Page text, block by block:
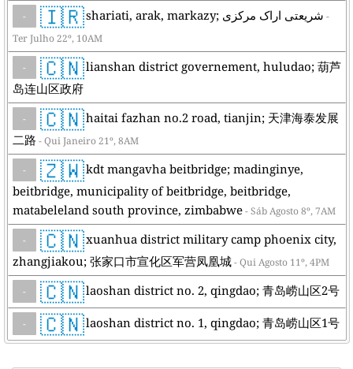
- 🇮🇷 shariati, arak, markazy; شریعتی اراک مركزی -
Ter Julho 22º, 10AM
- 🇨🇳lianshan district governement, huludao; 葫芦
岛连山区政府
- 🇨🇳haitai fazhan no.2 road, tianjin; 天津海泰发展
二路 - Qui Janeiro 21º, 8AM
- 🇿🇼kdt mangavha beitbridge; madinginye,
beitbridge, municipality of beitbridge, beitbridge,
matabeleland south province, zimbabwe- Sáb Agosto 8º, 7AM
- 🇨🇳xuanhua district military camp phoenix city,
zhangjiakou; 张家口市宣化区军营凤凰城- Qui Agosto 11º, 4PM
- 🇨🇳laoshan district no. 2, qingdao; 青岛崂山区2号
- 🇨🇳laoshan district no. 1, qingdao; 青岛崂山区1号